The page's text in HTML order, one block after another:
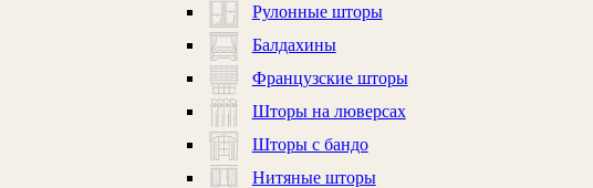
Рулонные шторы
Балдахины
Французские шторы
Шторы на люверсах
Шторы с бандо
Нитяные шторы